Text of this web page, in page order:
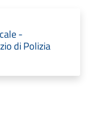
-
di Polizia